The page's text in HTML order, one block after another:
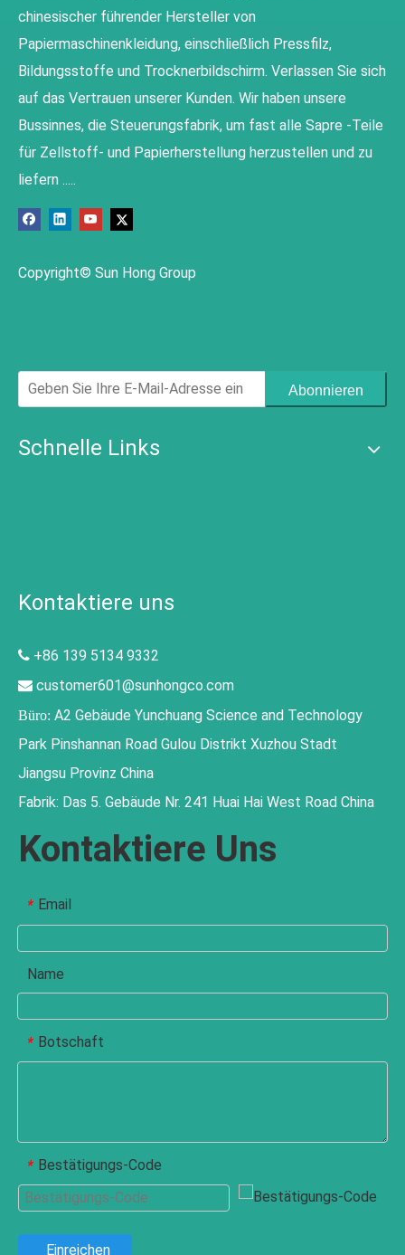
chinesischer führender Hersteller von
Papiermaschinenkleidung, einschließlich Pressfilz,
Bildungsstoffe und Trocknerbildschirm. Verlassen Sie sich
auf das Vertrauen unserer Kunden. Wir haben unsere
Bussinnes, die Steuerungsfabrik, um fast alle Sapre -Teile
für Zellstoff- und Papierherstellung herzustellen und zu
liefern .....
Copyright© Sun Hong Group
Abonnieren
Schnelle Links
Kontaktiere uns
 +86 139 5134 9332
 customer601@sunhongco.com
Büro: A2 Gebäude Yunchuang Science and Technology
Park Pinshannan Road Gulou Distrikt Xuzhou Stadt
Jiangsu Provinz China
Fabrik: Das 5. Gebäude Nr. 241 Huai Hai West Road China
Kontaktiere Uns
* Email
Name
* Botschaft
* Bestätigungs-Code
Einreichen